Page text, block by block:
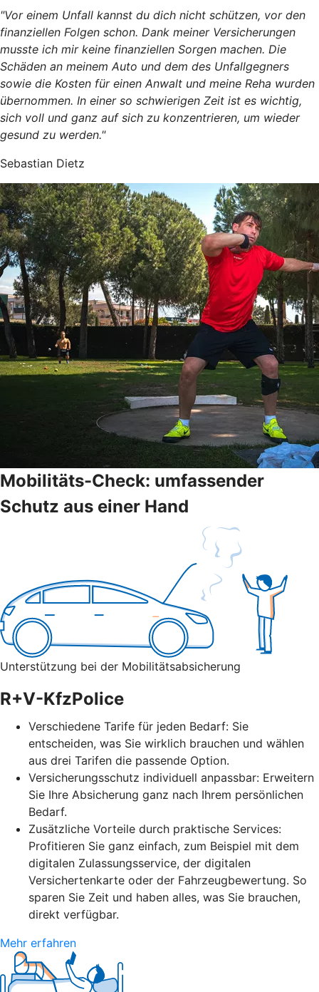
"Vor einem Unfall kannst du dich nicht schützen, vor den
finanziellen Folgen schon. Dank meiner Versicherungen
musste ich mir keine finanziellen Sorgen machen. Die
Schäden an meinem Auto und dem des Unfallgegners
sowie die Kosten für einen Anwalt und meine Reha wurden
übernommen. In einer so schwierigen Zeit ist es wichtig,
sich voll und ganz auf sich zu konzentrieren, um wieder
gesund zu werden."
Sebastian Dietz
Mobilitäts-Check: umfassender
Schutz aus einer Hand
Unterstützung bei der Mobilitätsabsicherung
R+V-KfzPolice
Verschiedene Tarife für jeden Bedarf: Sie
entscheiden, was Sie wirklich brauchen und wählen
aus drei Tarifen die passende Option.
Versicherungsschutz individuell anpassbar: Erweitern
Sie Ihre Absicherung ganz nach Ihrem persönlichen
Bedarf.
Zusätzliche Vorteile durch praktische Services:
Profitieren Sie ganz einfach, zum Beispiel mit dem
digitalen Zulassungsservice, der digitalen
Versichertenkarte oder der Fahrzeugbewertung. So
sparen Sie Zeit und haben alles, was Sie brauchen,
direkt verfügbar.
Mehr erfahren